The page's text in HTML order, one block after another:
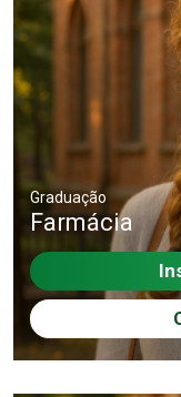
Graduação
Farmácia